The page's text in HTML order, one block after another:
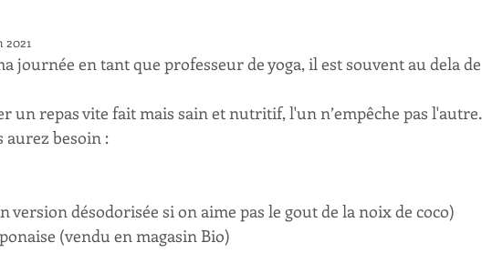
2021
journée en tant que professeur de yoga, il est souvent au dela de
un repas vite fait mais sain et nutritif, l'un n’empêche pas l'autre.
aurez besoin :
version désodorisée si on aime pas le gout de la noix de coco)
(vendu en magasin Bio)